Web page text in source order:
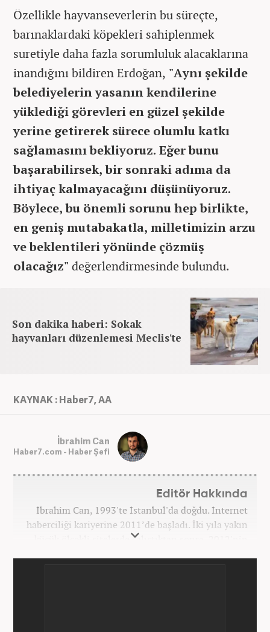
Özellikle hayvanseverlerin bu süreçte,
barınaklardaki köpekleri sahiplenmek
suretiyle daha fazla sorumluluk alacaklarına
inandığını bildiren Erdoğan, "Aynı şekilde
belediyelerin yasanın kendilerine
yüklediği görevleri en güzel şekilde
yerine getirerek sürece olumlu katkı
sağlamasını bekliyoruz. Eğer bunu
başarabilirsek, bir sonraki adıma da
ihtiyaç kalmayacağını düşünüyoruz.
Böylece, bu önemli sorunu hep birlikte,
en geniş mutabakatla, milletimizin arzu
ve beklentileri yönünde çözmüş
olacağız" değerlendirmesinde bulundu.
Son dakika haberi: Sokak
hayvanları düzenlemesi Meclis'te
KAYNAK : Haber7, AA
İbrahim Can
Haber7.com - Haber Şefi
Editör Hakkında
İbrahim Can, 1993'te İstanbul'da doğdu. İnternet
haberciliği kariyerine 2011’de başladı. İki yıla yakın
küçük ölçekli sitelerde çalıştıktan sonra, 2012'nin